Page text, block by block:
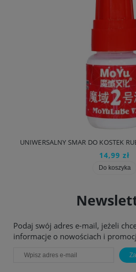
UNIWERSALNY SMAR DO KOSTEK
14,99 zł
Do koszyka
Podaj swój adres e-mail, jeżeli
informacje o nowościach i